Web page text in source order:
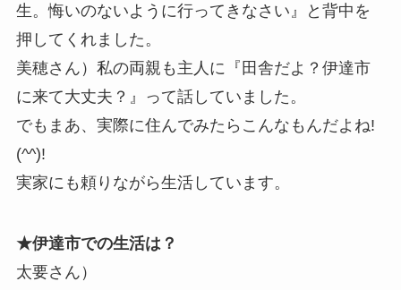
生。悔いのないように行ってきなさい』と背中を
押してくれました。
美穂さん）私の両親も主人に『田舎だよ？伊達市
に来て大丈夫？』って話していました。
でもまあ、実際に住んでみたらこんなもんだよね!
(^^)!
実家にも頼りながら生活しています。
★伊達市での生活は？
太要さん）